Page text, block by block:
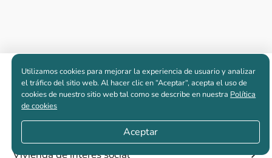
Apartamentos nuevos
Casas nuevas en venta
Vivienda de interés social
Utilizamos cookies para mejorar la experiencia de usuario y analizar
el tráfico del sitio web. Al hacer clic en “Aceptar“, acepta el uso de
cookies de nuestro sitio web tal como se describe en nuestra Política
de cookies
Aceptar